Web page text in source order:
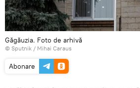
Găgăuzia. Foto de arhivă
© Sputnik / Mihai Caraus
Abonare